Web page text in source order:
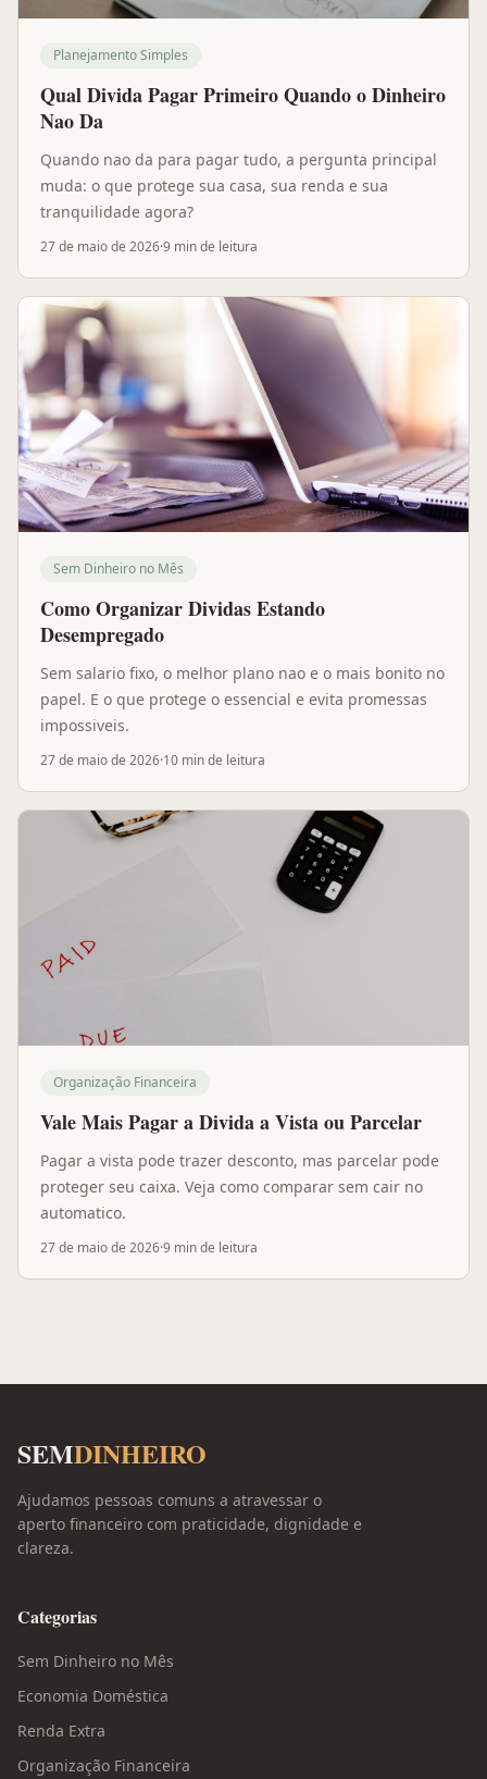
Planejamento Simples
Qual Divida Pagar Primeiro Quando o Dinheiro
Nao Da
Quando nao da para pagar tudo, a pergunta principal
muda: o que protege sua casa, sua renda e sua
tranquilidade agora?
27 de maio de 2026·9 minde leitura
Sem Dinheiro no Mês
Como Organizar Dividas Estando
Desempregado
Sem salario fixo, o melhor plano nao e o mais bonito no
papel. E o que protege o essencial e evita promessas
impossiveis.
27 de maio de 2026·10 minde leitura
Organização Financeira
Vale Mais Pagar a Divida a Vista ou Parcelar
Pagar a vista pode trazer desconto, mas parcelar pode
proteger seu caixa. Veja como comparar sem cair no
automatico.
27 de maio de 2026·9 minde leitura
SEMDINHEIRO
Ajudamos pessoas comuns a atravessar o
aperto financeiro com praticidade, dignidade e
clareza.
Categorias
Sem Dinheiro no Mês
Economia Doméstica
Renda Extra
Organização Financeira